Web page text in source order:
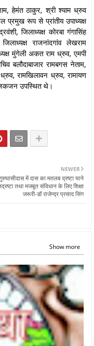
हेमंत ठाकुर, श्री श्याम ध्रुव
प्रमुख रूप से प्रांतीय उपाध्यक्ष
जिलाध्यक्ष कोरबा गंगासिंह
राजनांदगांव लेखराम
मुंगेली अकत राम ध्रुव, एमपी
बलौदाबाजार रामबगस नेताम,
ध्रुव, रामखिलावन ध्रुव, रामायण
उपस्थित थे।
NEWER
में दास का मतलब द्रष्टा याने
तथा मजबूत संविधान के लिए शिक्षा
जरूरी-डॉ राजेन्द्र प्रसाद सिंग
Show more